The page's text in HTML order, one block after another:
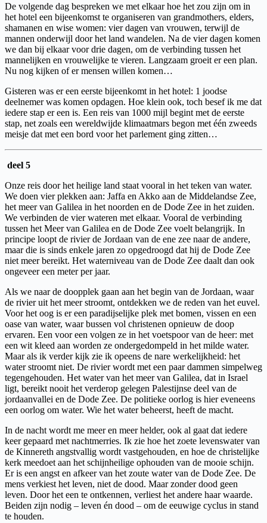
De volgende dag bespreken we met elkaar hoe het zou zijn om in
het hotel een bijeenkomst te organiseren van grandmothers, elders,
shamanen en wise women: vier dagen van vrouwen, terwijl de
mannen onderwijl door het land wandelen. Na de vier dagen komen
we dan bij elkaar voor drie dagen, om de verbinding tussen het
mannelijken en vrouwelijke te vieren. Langzaam groeit er een plan.
Nu nog kijken of er mensen willen komen…
Gisteren was er een eerste bijeenkomt in het hotel: 1 joodse
deelnemer was komen opdagen. Hoe klein ook, toch besef ik me dat
iedere stap er een is. Een reis van 1000 mijl begint met de eerste
stap, net zoals een wereldwijde klimaatmars begon met één zweeds
meisje dat met een bord voor het parlement ging zitten…
deel 5
Onze reis door het heilige land staat vooral in het teken van water.
We doen vier plekken aan: Jaffa en Akko aan de Middelandse Zee,
het meer van Galilea in het noorden en de Dode Zee in het zuiden.
We verbinden de vier wateren met elkaar. Vooral de verbinding
tussen het Meer van Galilea en de Dode Zee voelt belangrijk. In
principe loopt de rivier de Jordaan van de ene zee naar de andere,
maar die is sinds enkele jaren zo opgedroogd dat hij de Dode Zee
niet meer bereikt. Het waterniveau van de Dode Zee daalt dan ook
ongeveer een meter per jaar.
Als we naar de doopplek gaan aan het begin van de Jordaan, waar
de rivier uit het meer stroomt, ontdekken we de reden van het euvel.
Voor het oog is er een paradijselijke plek met bomen, vissen en een
oase van water, waar bussen vol christenen opnieuw de doop
ervaren. Een voor een volgen ze in het voetspoor van de heer: met
een wit kleed aan worden ze ondergedompeld in het milde water.
Maar als ik verder kijk zie ik opeens de nare werkelijkheid: het
water stroomt niet. De rivier wordt met een paar dammen simpelweg
tegengehouden. Het water van het meer van Galilea, dat in Israel
ligt, bereikt nooit het verderop gelegen Palestijnse deel van de
jordaanvallei en de Dode Zee. De politieke oorlog is hier eveneens
een oorlog om water. Wie het water beheerst, heeft de macht.
In de nacht wordt me meer en meer helder, ook al gaat dat iedere
keer gepaard met nachtmerries. Ik zie hoe het zoete levenswater van
de Kinnereth angstvallig wordt vastgehouden, en hoe de christelijke
kerk meedoet aan het schijnheilige ophouden van de mooie schijn.
Er is een angst en afkeer van het zoute water van de Dode Zee. De
mens verkiest het leven, niet de dood. Maar zonder dood geen
leven. Door het een te ontkennen, verliest het andere haar waarde.
Beiden zijn nodig – leven én dood – om de eeuwige cyclus in stand
te houden.